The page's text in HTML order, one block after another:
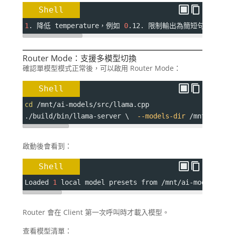
Shell
1 . 降低 temperature，例如 0.12. 限制輸出為簡短句子3.
Router Mode：支援多模型切換
確認單模型模式正常後，可以啟用 Router Mode：
Shell
cd
/mnt/ai-models/src/llama.cpp
./build/bin/llama-server \
--models-dir /mnt/ai-
啟動後會看到：
Shell
Loaded 1 local model presets from /mnt/ai-
Router 會在 Client 第一次呼叫時才載入模型。
查看模型清單：